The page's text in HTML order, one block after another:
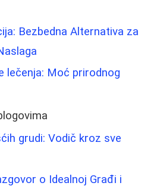
Bezbedna Alternativa za
lečenja: Moć prirodnog
grudi: Vodič kroz sve
o Idealnoj Građi i